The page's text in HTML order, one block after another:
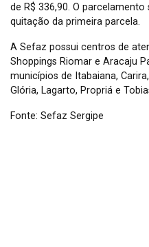
de R$ 336,90. O
quitação da primeira parcela.
A Sefaz possui centros de
Shoppings Riomar e Aracaju
municípios de Itabaiana,
Glória, Lagarto, Propriá e
Fonte: Sefaz Sergipe